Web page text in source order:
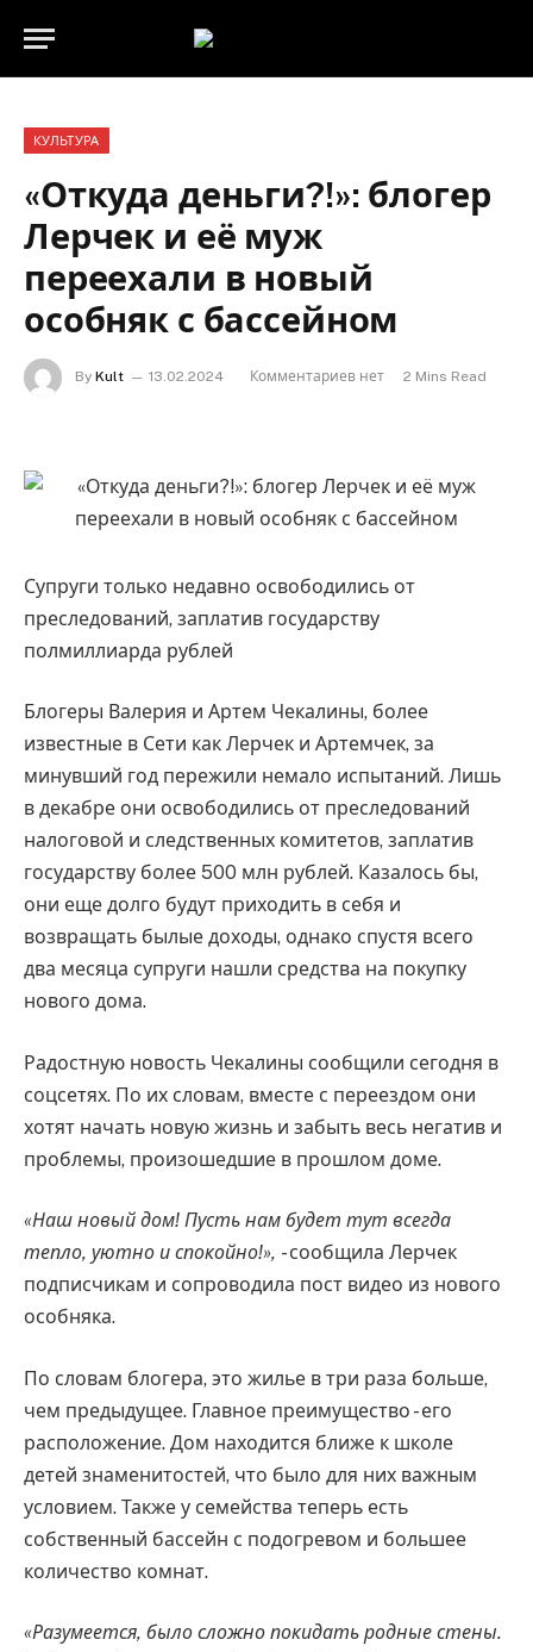
КУЛЬТУРА
«Откуда деньги?!»: блогер
Лерчек и её муж
переехали в новый
особняк с бассейном
By Kult 13.02.2024 Комментариев нет 2 Mins Read
Супруги только недавно освободились от
преследований, заплатив государству
полмиллиарда рублей
Блогеры Валерия и Артем Чекалины, более
известные в Сети как Лерчек и Артемчек, за
минувший год пережили немало испытаний. Лишь
в декабре они освободились от преследований
налоговой и следственных комитетов, заплатив
государству более 500 млн рублей. Казалось бы,
они еще долго будут приходить в себя и
возвращать былые доходы, однако спустя всего
два месяца супруги нашли средства на покупку
нового дома.
Радостную новость Чекалины сообщили сегодня в
соцсетях. По их словам, вместе с переездом они
хотят начать новую жизнь и забыть весь негатив и
проблемы, произошедшие в прошлом доме.
«Наш новый дом! Пусть нам будет тут всегда
тепло, уютно и спокойно!», - сообщила Лерчек
подписчикам и сопроводила пост видео из нового
особняка.
По словам блогера, это жилье в три раза больше,
чем предыдущее. Главное преимущество - его
расположение. Дом находится ближе к школе
детей знаменитостей, что было для них важным
условием. Также у семейства теперь есть
собственный бассейн с подогревом и большее
количество комнат.
«Разумеется, было сложно покидать родные стены.